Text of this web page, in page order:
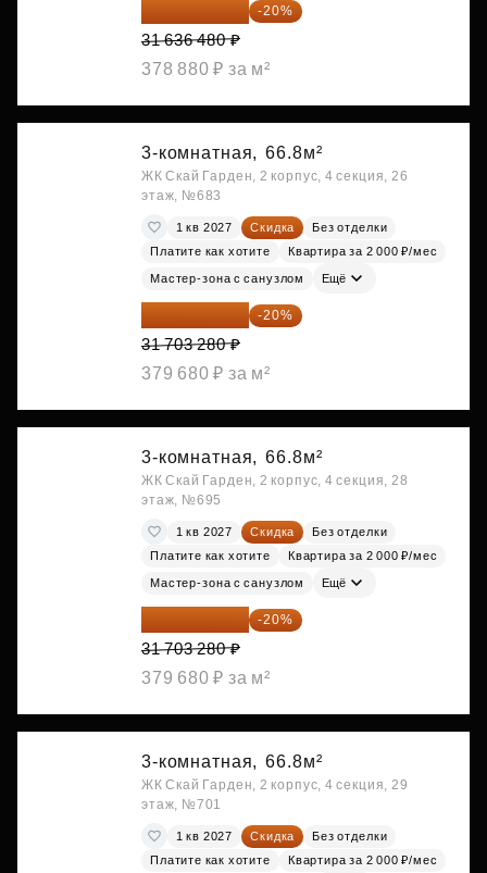
25 309 184 ₽ -20%
31 636 480 ₽
378 880 ₽ за м²
3-комнатная, 66.8м²
ЖК Скай Гарден, 2 корпус, 4 секция, 26
этаж, №683
1 кв 2027 Скидка
Без отделки
Платите как хотите
Квартира за 2 000 ₽/мес
Мастер-зона с санузлом Ещё
25 362 624 ₽ -20%
31 703 280 ₽
379 680 ₽ за м²
3-комнатная, 66.8м²
ЖК Скай Гарден, 2 корпус, 4 секция, 28
этаж, №695
1 кв 2027 Скидка
Без отделки
Платите как хотите
Квартира за 2 000 ₽/мес
Мастер-зона с санузлом Ещё
25 362 624 ₽ -20%
31 703 280 ₽
379 680 ₽ за м²
3-комнатная, 66.8м²
ЖК Скай Гарден, 2 корпус, 4 секция, 29
этаж, №701
1 кв 2027 Скидка
Без отделки
Платите как хотите
Квартира за 2 000 ₽/мес